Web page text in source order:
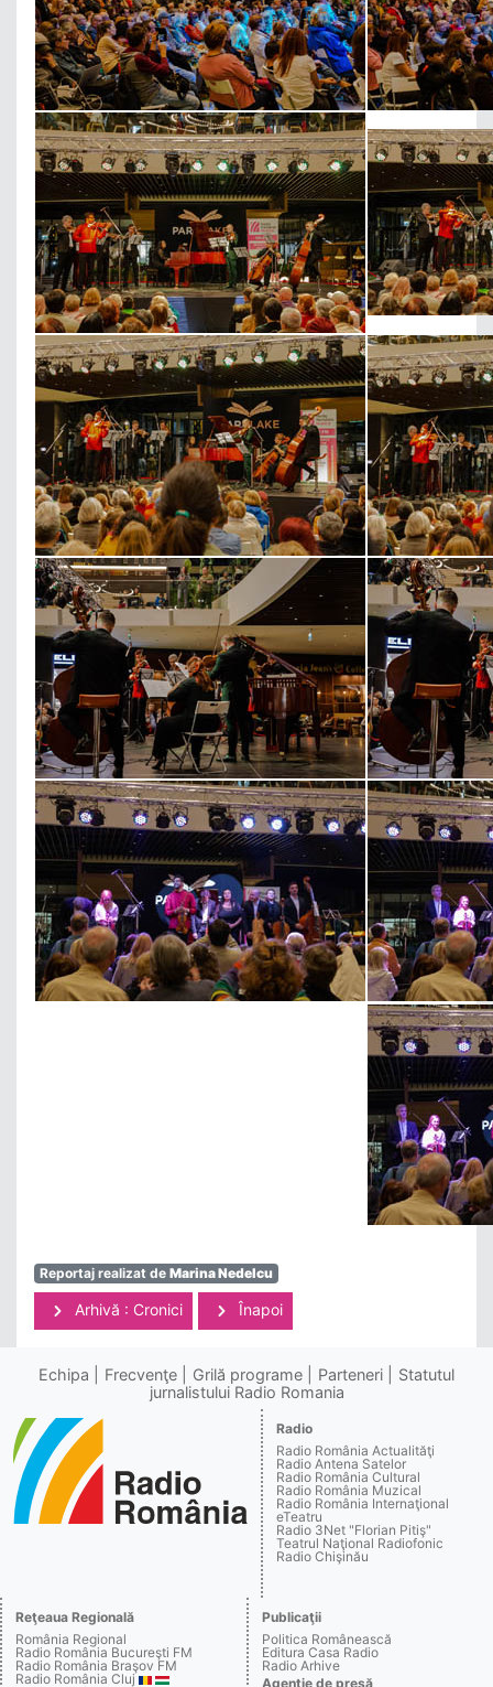
Reportaj realizat de Marina Nedelcu
Arhivă : Cronici Înapoi
Echipa Frecvenţe Grilă programe Parteneri
Statutul
jurnalistului Radio Romania
Radio
Radio România Actualităţi
Radio Antena Satelor
Radio România Cultural
Radio România Muzical
Radio România Internaţional
eTeatru
Radio 3Net "Florian Pitiş"
Teatrul Naţional Radiofonic
Radio Chişinău
Reţeaua Regională
România Regional
Radio România Bucureşti FM
Radio România Braşov FM
Radio România Cluj
Publicaţii
Politica Românească
Editura Casa Radio
Radio Arhive
Agenţie de presă